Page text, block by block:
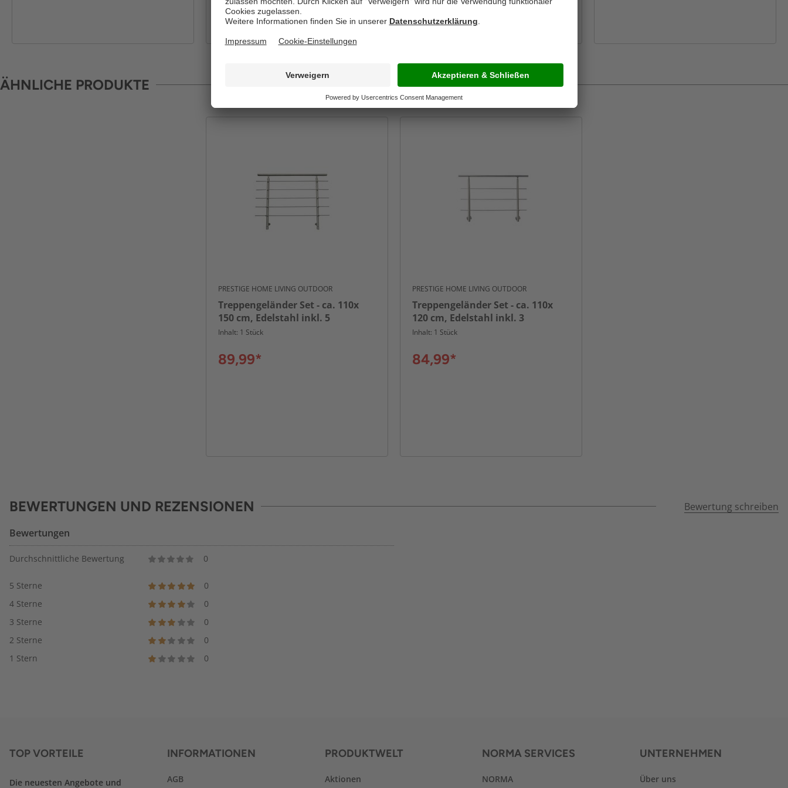
ÄHNLICHE PRODUKTE
PRESTIGE HOME LIVING OUTDOOR
Treppengeländer Set - ca. 110x
150 cm, Edelstahl inkl. 5
Querstäben und 2 Pfosten
Inhalt: 1 Stück
89,99*
PRESTIGE HOME LIVING OUTDOOR
Treppengeländer Set - ca. 110x
120 cm, Edelstahl inkl. 3
Querstäbe und 2 Pfosten seitliche
Inhalt: 1 Stück
84,99*
BEWERTUNGEN UND REZENSIONEN Bewertung schreiben
Bewertungen
Durchschnittliche Bewertung 0
5 Sterne
0
4 Sterne
0
3 Sterne
0
2 Sterne
0
1 Stern
0
TOP VORTEILE
Die neuesten Angebote und
INFORMATIONEN
AGB
PRODUKTWELT
Aktionen
NORMA SERVICES
NORMA
UNTERNEHMEN
Über uns